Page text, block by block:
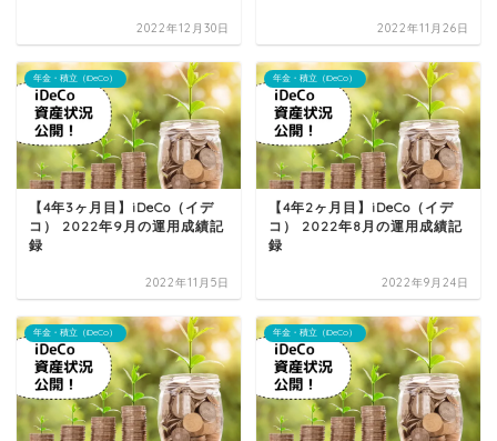
2022年12月30日 2022年11月26日
年金・積立（iDeCo）
【4年3ヶ月目】iDeCo（イデ
コ） 2022年9月の運用成績記
録
2022年11月5日
年金・積立（iDeCo）
【4年2ヶ月目】iDeCo（イデ
コ） 2022年8月の運用成績記
録
2022年9月24日
年金・積立（iDeCo） 年金・積立（iDeCo）